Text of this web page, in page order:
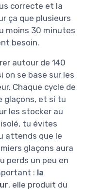
correcte et la
ça que plusieurs
moins 30 minutes
besoin.
autour de 140
on se base sur les
Chaque cycle de
glaçons, et si tu
les stocker au
tu évites
attends que le
glaçons aura
perds un peu en
: la
, elle produit du